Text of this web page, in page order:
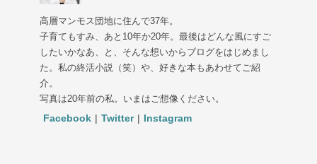
高層マンモス団地に住んで37年。
子育てもすみ、あと10年か20年。最後はどんな風にすご
したいかなあ、と、そんな想いからブログをはじめまし
た。私の終活小説（笑）や、好きな本もあわせてご紹
介。
写真は20年前の私。いまはご想像ください。
Facebook | Twitter | Instagram